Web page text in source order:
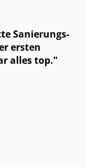
Sa­nie­rungs­
ersten
alles top.